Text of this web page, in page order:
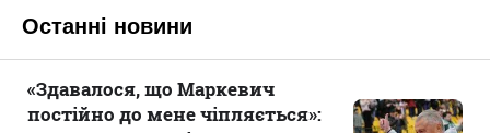
Останні новини
«Здавалося, що Маркевич
постійно до мене чіпляється»: